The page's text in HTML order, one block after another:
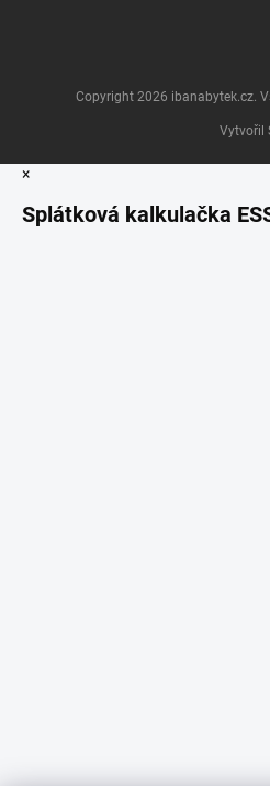
Vytvořil
Copyright 2026 ibanabytek.cz.
×
Splátková kalkulačka